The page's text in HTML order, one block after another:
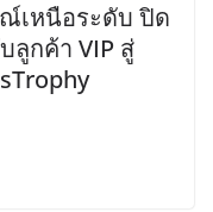
ณ์เหนือระดับ ปิด
กค้า VIP สู่